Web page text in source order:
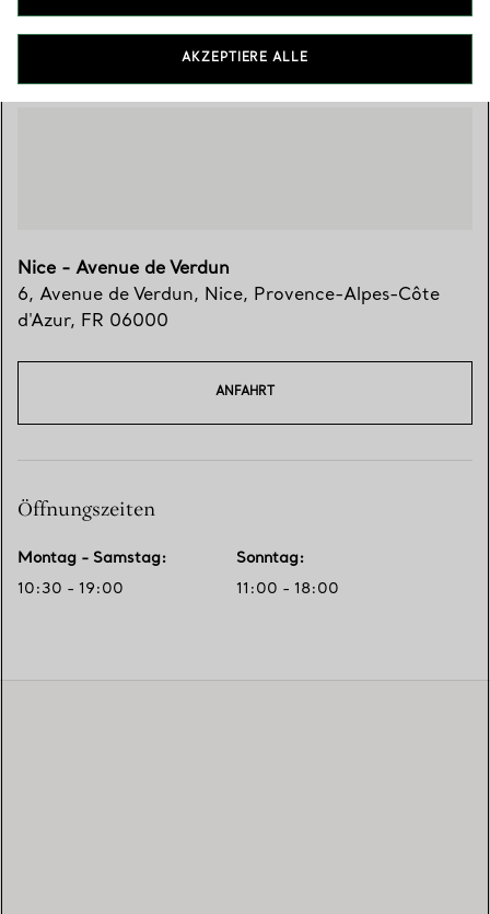
Besuchen Sie uns
Nice - Avenue de Verdun
6, Avenue de Verdun, Nice, Provence-Alpes-Côte
d'Azur, FR 06000
ANFAHRT
Öffnungszeiten
Montag - Samstag:
10:30 - 19:00
Sonntag:
11:00 - 18:00
AKZEPTIERE ALLE